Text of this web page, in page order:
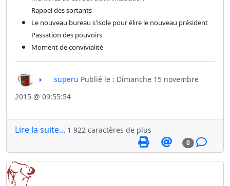
Rappel des sortants
Le nouveau bureau s'isole pour élire le nouveau président
Passation des pouvoirs
Moment de convivialité
superu Publié le : Dimanche 15 novembre
2015 @ 09:55:54
Lire la suite... 1 922 caractères de plus
0